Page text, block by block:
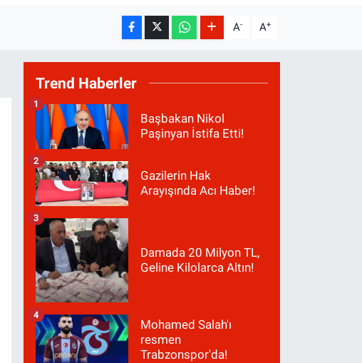
A- A+
Trend Haberler
Başbakan Nikol
Paşinyan İstifa Etti!
1
Gazilerin Hak
Arayışında Acı Haber!
2
Damada 20 Milyon TL,
Geline Kilolarca Altın!
3
Mohamed Salah'ı
resmen
Trabzonspor'da!
4